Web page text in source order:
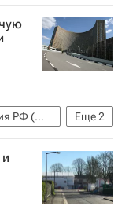
Еще2
Министерство экономического развития РФ (Минэкономразвития России)